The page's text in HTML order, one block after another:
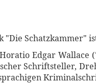
"Die Schatzkammer"
Edgar Wallace
Schriftsteller,